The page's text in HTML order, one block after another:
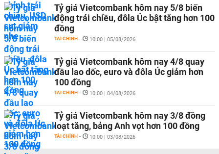
Tỷ giá Vietcombank hôm nay 5/8 biến
động trái chiều, đôla Úc bật tăng hơn 100
đồng
TÀI CHÍNH - 10:00 | 05/08/2026
Tỷ giá Vietcombank hôm nay 4/8 quay
đầu lao dốc, euro và đôla Úc giảm hơn
100 đồng
TÀI CHÍNH - 10:00 | 04/08/2026
Tỷ giá Vietcombank hôm nay 3/8 đồng
loạt tăng, bảng Anh vọt hơn 100 đồng
TÀI CHÍNH - 10:00 | 03/08/2026